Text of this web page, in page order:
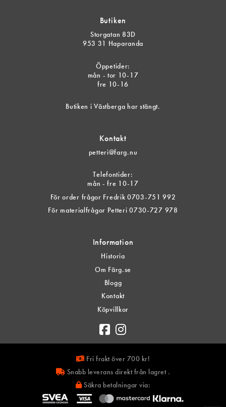
Butiken
Storgatan 83D
953 31 Haparanda
Öppetider:
mån - tor 10-17
fre 10-16
Butiken i Västberga har stängt.
Kontakt
petteri@farg.nu
Telefontider:
mån - fre 10-17
För order frågor Fredrik 0703-751 992
För materialfrågor Petteri 0730-727 978
Information
Historia
Om Färg.se
Blogg
Kontakt
Köpvillkor
Fri frakt över 700 kr!
Snabb leverans direkt från lagret .
Säkra betalningar via: